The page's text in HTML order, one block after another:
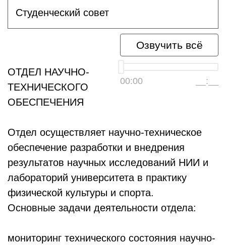
Студенческий совет
Озвучить всё
00:00 __:__
ОТДЕЛ НАУЧНО-
ТЕХНИЧЕСКОГО
ОБЕСПЕЧЕНИЯ
Отдел осуществляет научно-техническое
обеспечение разработки и внедрения
результатов научных исследований НИИ и
лабораторий университета в практику
физической культуры и спорта.
Основные задачи деятельности отдела:
мониторинг технического состояния научно-